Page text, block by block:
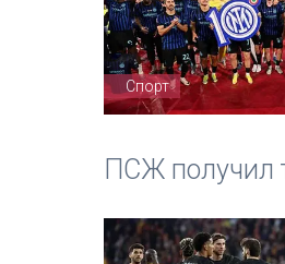
Спорт
ПСЖ получил